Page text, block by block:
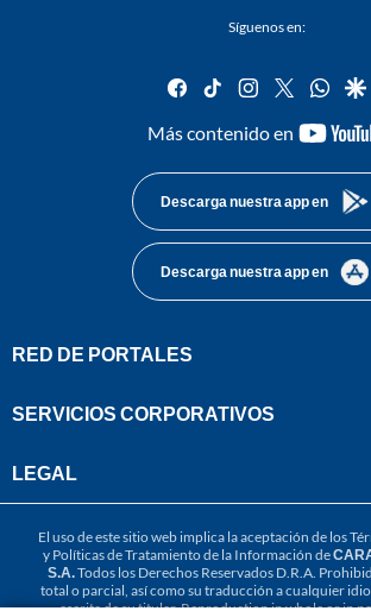
Síguenos en:
facebook
tiktok instagram
twitter
Más contenido en
Descarga nuestra app en
Descarga nuestra app en
RED DE PORTALES
SERVICIOS CORPORATIVOS
LEGAL
El uso de este sitio web implica la aceptación de los
y Políticas de Tratamiento de la Información de
S.A.Todos los Derechos Reservados D.R.A.
total o parcial, así como su traducción a cualquier